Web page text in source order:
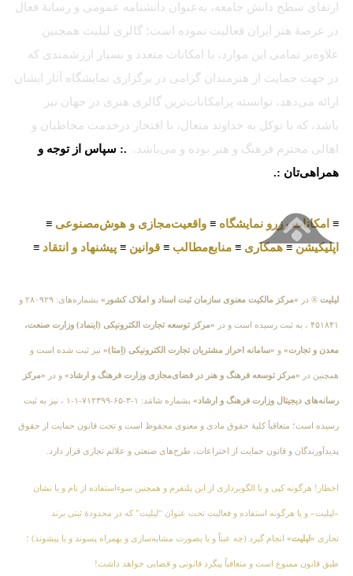
ارتقای سطح دانش جامعه، به‌عنوان دانشنامه عمومی و رسانهٔ فعال
در عرصهٔ هنر ایران فعالیت نموده است؛ گالری لیلیت همچنین
علاوه‌بر تمامی این موارد، با امکانات متعدد و بسیار ارزشمندی که
در جهت حمایت از هنرمندان گرامی در برگزاری نمایشگاه آثار ایشان
ارائه می‌دهد، توانسته پرامکانات‌ترین گالری هنری در جهان نیز
باشد، که با توکل به خداوند متعال، با افتخار درخدمت مخاطبان و
اهالی محترم فرهنگ و هنر بوده و می‌باشد. .: سپاس از توجه و
همراهی‌تان :.
≡ امکانات رزرو نمایشگاه ≡ واقعیت‌مجازی و هوش‌مصنوعی ≡
اپلیکیشن≡همکاری ≡ منابع‌مطالب ≡ قوانین ≡ پیشنهاد و انتقاد ≡
لیلیت ® در «مرکز مالکیت معنوی سازمان ثبت اسناد و املاک کشور» بشماره‌های: ۲۸۰۹۲۹ و
۴۵۱۸۴۱ ، به ثبت رسیده است و در «مرکز توسعه تجارت الکترونیکی (اینماد) وزارت صنعت،
معدن و تجارت» و «سامانه احراز مشتریان تجارت الکترونیکی (اِمتا)» نیز ثبت شده است و
همچنین در «مرکز توسعه فرهنگ و هنر در فضای‌مجازی وزارت فرهنگ و ارشاد» و در «مرکز
رسانه‌های دیجیتال وزارت فرهنگ و ارشاد» بشماره شامَد: ۱-۳-۶۵-۷۱۲۳۹۹-۱-۱ ، نیز به ثبت
رسیده است؛ متعاقباً کلیهٔ حقوق مادی و معنوی محفوظ است و تحت قانون حمایت از حقوق
پدیدآورندگان و قانون حمایت از اختراعات، طرح‌های صنعتی و علائم تجاری قرار دارد.
اخطار! هرگونه کپی و یا الگوبرداری از این پلتفرم و همچنین سوءاستفاده از نام و یا نشان
«لیلیت» و یا هرگونه استفاده و فعالیت تحت عنوان “لیلیت” که در محدودهٔ ثبتی برند
تجاری «لیلیت» انجام گیرد (چه عیناً و یا بصورت مشابه‌سازی و بهمراه پسوند و یا پیشوند) ؛
طبق قانون ممنوع است و متعاقباً پیگرد قانونی و قضایی خواهد داشت!